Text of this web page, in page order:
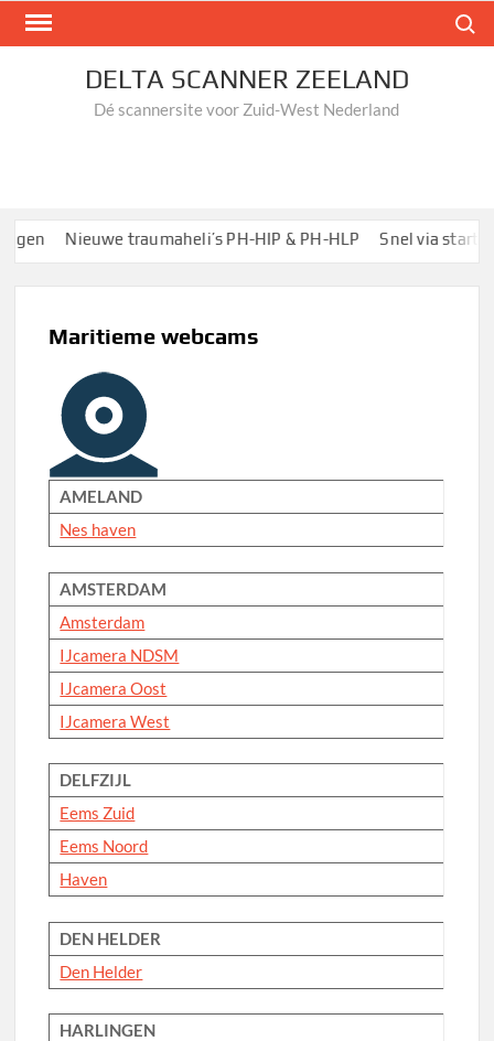
Zoek
DELTA SCANNER ZEELAND
Dé scannersite voor Zuid-West Nederland
Nieuwe traumaheli’s PH-HIP & PH-HLP Snel via
Maritieme webcams
AMELAND
Nes haven
AMSTERDAM
Amsterdam
IJcamera NDSM
IJcamera Oost
IJcamera West
DELFZIJL
Eems Zuid
Eems Noord
Haven
DEN HELDER
Den Helder
HARLINGEN